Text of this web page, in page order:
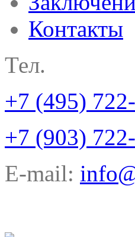
Контакты
Тел.
+7 (495)
+7 (903)
E-mail: